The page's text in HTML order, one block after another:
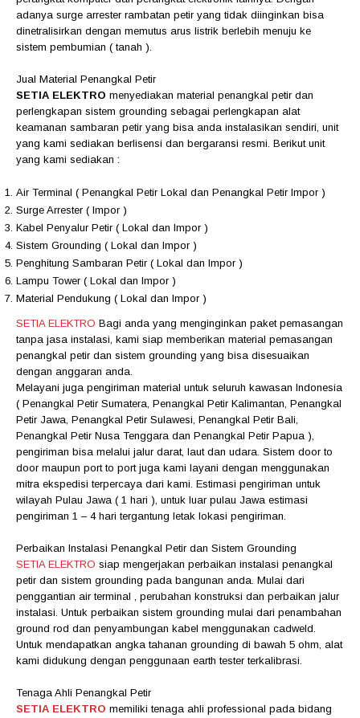
adanya surge arrester rambatan petir yang tidak diinginkan bisa
dinetralisirkan dengan memutus arus listrik berlebih menuju ke
sistem pembumian ( tanah ).
Jual Material Penangkal Petir
SETIA ELEKTRO menyediakan material penangkal petir dan
perlengkapan sistem grounding sebagai perlengkapan alat
keamanan sambaran petir yang bisa anda instalasikan sendiri, unit
yang kami sediakan berlisensi dan bergaransi resmi. Berikut unit
yang kami sediakan :
Air Terminal ( Penangkal Petir Lokal dan Penangkal Petir Impor )
Surge Arrester ( Impor )
Kabel Penyalur Petir ( Lokal dan Impor )
Sistem Grounding ( Lokal dan Impor )
Penghitung Sambaran Petir ( Lokal dan Impor )
Lampu Tower ( Lokal dan Impor )
Material Pendukung ( Lokal dan Impor )
SETIA ELEKTRO Bagi anda yang menginginkan paket pemasangan
tanpa jasa instalasi, kami siap memberikan material pemasangan
penangkal petir dan sistem grounding yang bisa disesuaikan
dengan anggaran anda.
Melayani juga pengiriman material untuk seluruh kawasan Indonesia
( Penangkal Petir Sumatera, Penangkal Petir Kalimantan, Penangkal
Petir Jawa, Penangkal Petir Sulawesi, Penangkal Petir Bali,
Penangkal Petir Nusa Tenggara dan Penangkal Petir Papua ),
pengiriman bisa melalui jalur darat, laut dan udara. Sistem door to
door maupun port to port juga kami layani dengan menggunakan
mitra ekspedisi terpercaya dari kami. Estimasi pengiriman untuk
wilayah Pulau Jawa ( 1 hari ), untuk luar pulau Jawa estimasi
pengiriman 1 – 4 hari tergantung letak lokasi pengiriman.
Perbaikan Instalasi Penangkal Petir dan Sistem Grounding
SETIA ELEKTRO siap mengerjakan perbaikan instalasi penangkal
petir dan sistem grounding pada bangunan anda. Mulai dari
penggantian air terminal , perubahan konstruksi dan perbaikan jalur
instalasi. Untuk perbaikan sistem grounding mulai dari penambahan
ground rod dan penyambungan kabel menggunakan cadweld.
Untuk mendapatkan angka tahanan grounding di bawah 5 ohm, alat
kami didukung dengan penggunaan earth tester terkalibrasi.
Tenaga Ahli Penangkal Petir
SETIA ELEKTRO memiliki tenaga ahli professional pada bidang